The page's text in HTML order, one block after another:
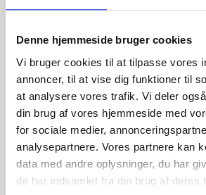
Denne hjemmeside bruger cookies
Vi bruger cookies til at tilpasse vores
annoncer, til at vise dig funktioner til
at analysere vores trafik. Vi deler
din brug af vores hjemmeside med
for sociale medier,
analysepartnere. Vores partnere kan
data med andre oplysninger, du har
de har indsamlet fra din brug af deres
Har du spørgsmål?
Vi står klar til at hjælpe med
service eller andet. Kontakt os for